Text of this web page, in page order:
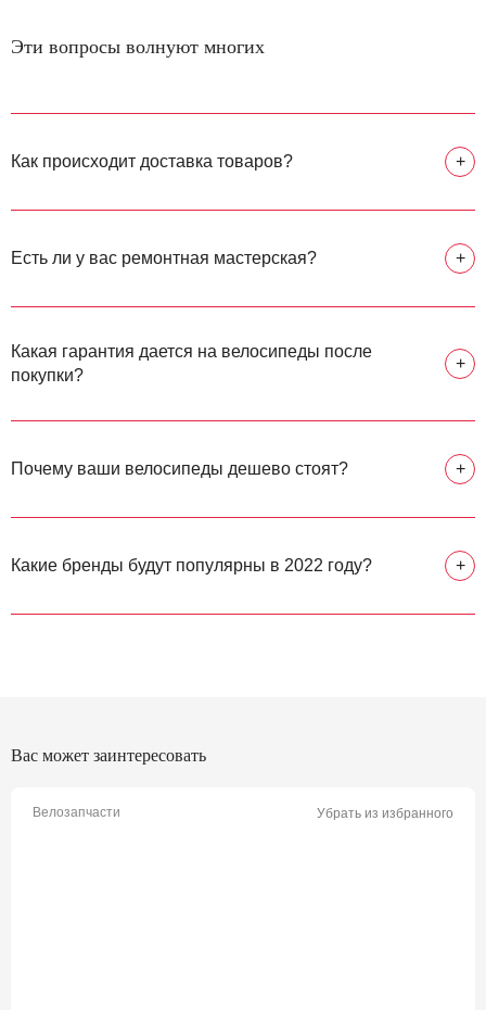
Эти вопросы волнуют многих
Как происходит доставка товаров? +
Есть ли у вас ремонтная мастерская? +
Какая гарантия дается на велосипеды после
покупки?
+
Почему ваши велосипеды дешево стоят? +
Какие бренды будут популярны в 2022 году? +
Вас может заинтересовать
Велозапчасти Убрать из избранного